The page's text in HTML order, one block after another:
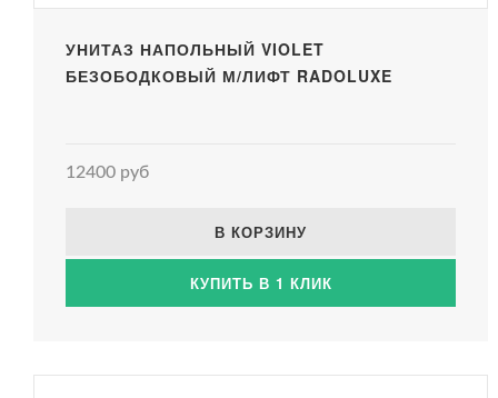
УНИТАЗ НАПОЛЬНЫЙ VIOLET
БЕЗОБОДКОВЫЙ М/ЛИФТ RADOLUXE
12400 руб
В КОРЗИНУ
КУПИТЬ В 1 КЛИК